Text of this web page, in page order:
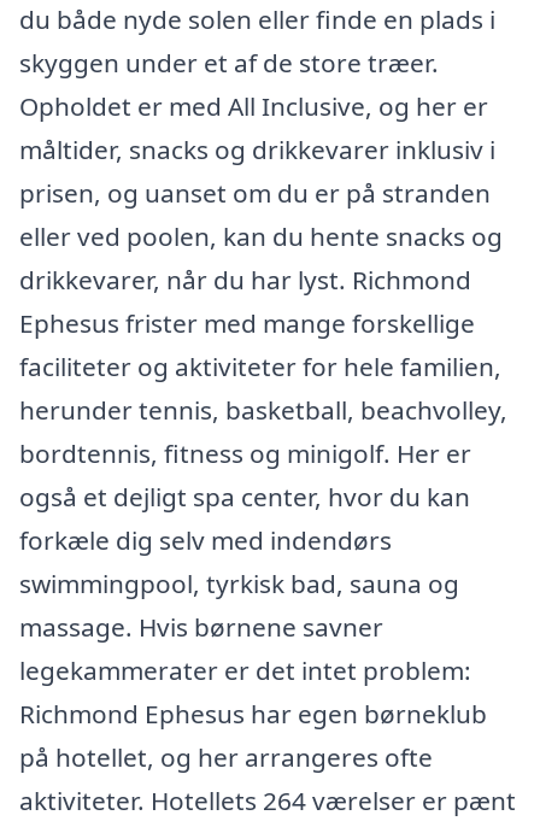
du både nyde solen eller finde en plads i
skyggen under et af de store træer.
Opholdet er med All Inclusive, og her er
måltider, snacks og drikkevarer inklusiv i
prisen, og uanset om du er på stranden
eller ved poolen, kan du hente snacks og
drikkevarer, når du har lyst. Richmond
Ephesus frister med mange forskellige
faciliteter og aktiviteter for hele familien,
herunder tennis, basketball, beachvolley,
bordtennis, fitness og minigolf. Her er
også et dejligt spa center, hvor du kan
forkæle dig selv med indendørs
swimmingpool, tyrkisk bad, sauna og
massage. Hvis børnene savner
legekammerater er det intet problem:
Richmond Ephesus har egen børneklub
på hotellet, og her arrangeres ofte
aktiviteter. Hotellets 264 værelser er pænt